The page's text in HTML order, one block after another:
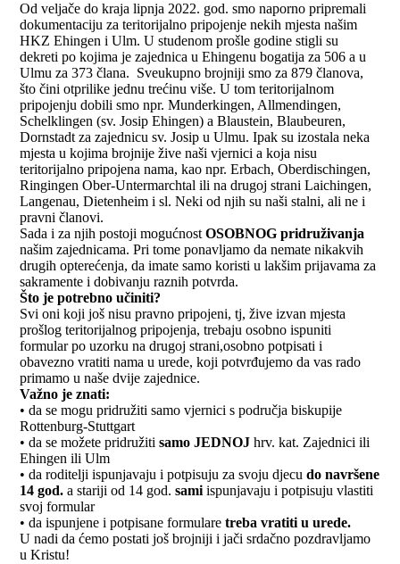
Od veljače do kraja lipnja 2022. god. smo naporno pripremali
dokumentaciju za teritorijalno pripojenje nekih mjesta našim
HKZ Ehingen i Ulm. U studenom prošle godine stigli su
dekreti po kojima je zajednica u Ehingenu bogatija za 506 a u
Ulmu za 373 člana. Sveukupno brojniji smo za 879 članova,
što čini otprilike jednu trećinu više. U tom teritorijalnom
pripojenju dobili smo npr. Munderkingen, Allmendingen,
Schelklingen (sv. Josip Ehingen) a Blaustein, Blaubeuren,
Dornstadt za zajednicu sv. Josip u Ulmu. Ipak su izostala neka
mjesta u kojima brojnije žive naši vjernici a koja nisu
teritorijalno pripojena nama, kao npr. Erbach, Oberdischingen,
Ringingen Ober-Untermarchtal ili na drugoj strani Laichingen,
Langenau, Dietenheim i sl. Neki od njih su naši stalni, ali ne i
pravni članovi.
Sada i za njih postoji mogućnostOSOBNOG pridruživanja
našim zajednicama. Pri tome ponavljamo da nemate nikakvih
drugih opterećenja, da imate samo koristi u lakšim prijavama za
sakramente i dobivanju raznih potvrda.
Što je potrebno učiniti?
Svi oni koji još nisu pravno pripojeni, tj, žive izvan mjesta
prošlog teritorijalnog pripojenja, trebaju osobno ispuniti
formular po uzorku na drugoj strani,osobno potpisati i
obavezno vratiti nama u urede, koji potvrđujemo da vas rado
primamo u naše dvije zajednice.
Važno je znati:
• da se mogu pridružiti samo vjernici s područja biskupije
Rottenburg-Stuttgart
• da se možete pridružiti samo JEDNOJ hrv. kat. Zajednici ili
Ehingen ili Ulm
• da roditelji ispunjavaju i potpisuju za svoju djecudo navršene
14 god. a stariji od 14 god.samiispunjavaju i potpisuju vlastiti
svoj formular
• da ispunjene i potpisane formulare treba vratiti u urede.
U nadi da ćemo postati još brojniji i jači srdačno pozdravljamo
u Kristu!